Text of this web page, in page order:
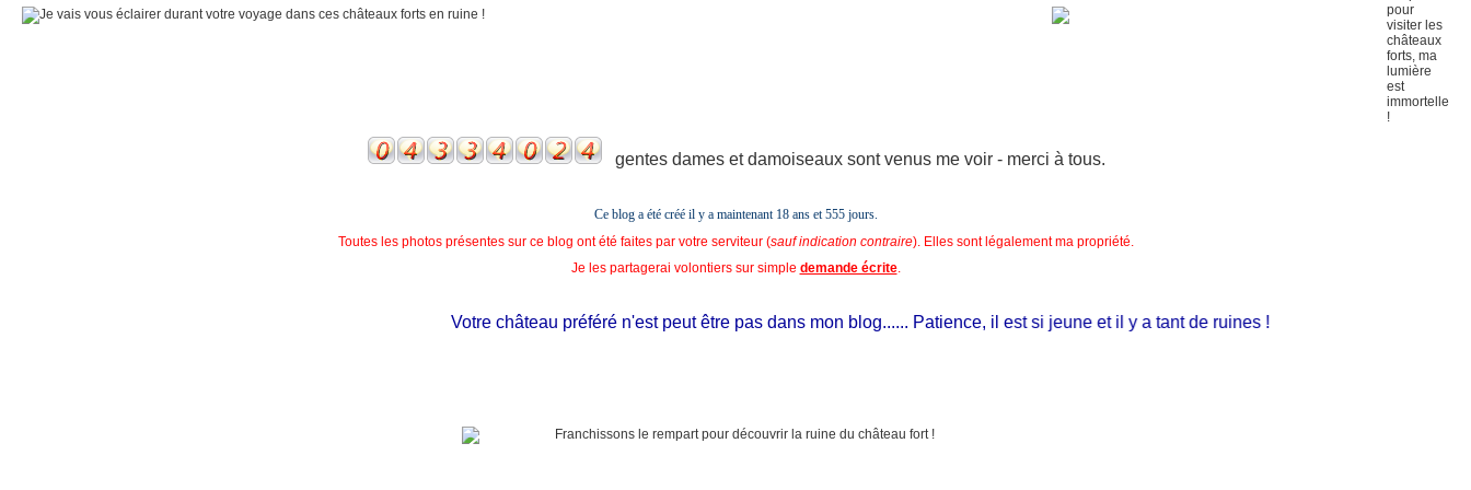
gentes dames et damoiseaux sont venus me voir - merci à tous.
Ce blog a été créé il y a maintenant 18 ans et555 jours.
Toutes les photos présentes sur ce blog ont été faites par votre serviteur (sauf indication contraire). Elles sont légalement ma propriété.
Je les partagerai volontiers sur simple demande écrite.
Votre château préféré n'est peut être pas dans mon blog...... Patience, il est si jeune et il y a tant de ruines !